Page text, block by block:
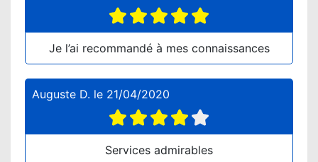
Je l’ai recommandé à mes connaissances
Auguste D. le 21/04/2020
Services admirables